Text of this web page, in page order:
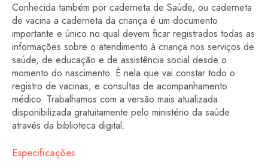
Conhecida também por caderneta de Saúde, ou caderneta
de vacina a caderneta da criança é um documento
importante e único no qual devem ficar registrados todas as
informações sobre o atendimento à criança nos serviços de
saúde, de educação e de assistência social desde o
momento do nascimento. É nela que vai constar todo o
registro de vacinas, e consultas de acompanhamento
médico. Trabalhamos com a versão mais atualizada
disponibilizada gratuitamente pelo ministério da saúde
através da biblioteca digital.
Especificações